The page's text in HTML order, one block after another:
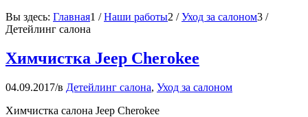
Вы здесь: Главная1 / Наши работы2 / Уход за салоном3 /
Детейлинг салона
Химчистка Jeep Cherokee
04.09.2017/в Детейлинг салона, Уход за салоном
Химчистка салона Jeep Cherokee